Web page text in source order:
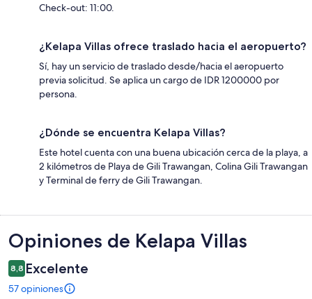
Check-out: 11:00.
¿Kelapa Villas ofrece traslado hacia el aeropuerto?
Sí, hay un servicio de traslado desde/hacia el aeropuerto
previa solicitud. Se aplica un cargo de IDR 1200000 por
persona.
¿Dónde se encuentra Kelapa Villas?
Este hotel cuenta con una buena ubicación cerca de la playa, a
2 kilómetros de Playa de Gili Trawangan, Colina Gili Trawangan
y Terminal de ferry de Gili Trawangan.
Opiniones
Opiniones de Kelapa Villas
8,8 Excelente
57 opiniones